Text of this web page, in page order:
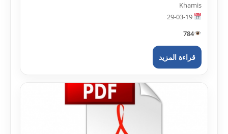
Khamis
784
قراءة المزيد